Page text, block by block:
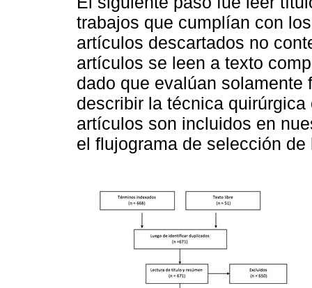
trabajos que cumplían con
artículos descartados no
artículos se leen a texto
dado que evalúan
describir la técnica
artículos son incluidos en
el flujograma de selección